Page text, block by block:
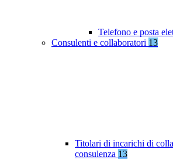
Telefono e posta
Consulenti e collaboratori 13
Titolari di incarichi di
consulenza 13